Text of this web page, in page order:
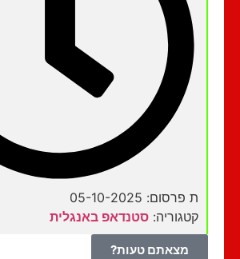
ת פרסום: 05-10-2025
קטגוריה:סטנדאפ באנגלית
מצאתם טעות?